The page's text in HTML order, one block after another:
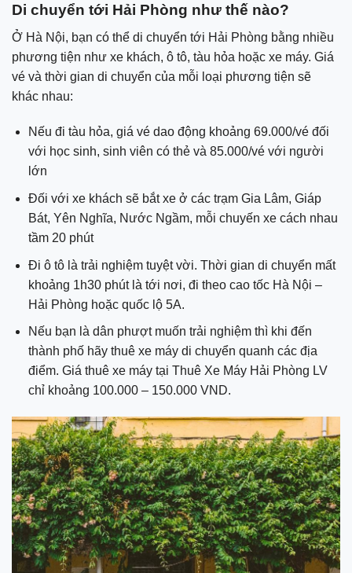
Di chuyển tới Hải Phòng như thế nào?
Ở Hà Nội, bạn có thể di chuyển tới Hải Phòng bằng nhiều
phương tiện như xe khách, ô tô, tàu hỏa hoặc xe máy. Giá
vé và thời gian di chuyển của mỗi loại phương tiện sẽ
khác nhau:
Nếu đi tàu hỏa, giá vé dao động khoảng 69.000/vé đối
với học sinh, sinh viên có thẻ và 85.000/vé với người
lớn
Đối với xe khách sẽ bắt xe ở các trạm Gia Lâm, Giáp
Bát, Yên Nghĩa, Nước Ngầm, mỗi chuyến xe cách nhau
tầm 20 phút
Đi ô tô là trải nghiệm tuyệt vời. Thời gian di chuyển mất
khoảng 1h30 phút là tới nơi, đi theo cao tốc Hà Nội –
Hải Phòng hoặc quốc lộ 5A.
Nếu bạn là dân phượt muốn trải nghiệm thì khi đến
thành phố hãy thuê xe máy di chuyển quanh các địa
điểm. Giá thuê xe máy tại Thuê Xe Máy Hải Phòng LV
chỉ khoảng 100.000 – 150.000 VND.